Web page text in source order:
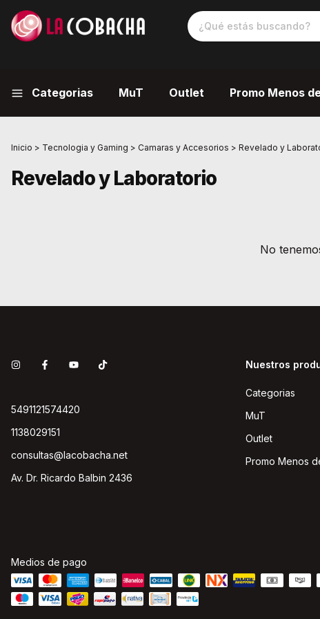
Categorias MuT Outlet Promo Menos
Inicio > Tecnologia y Gaming > Camaras y Accesorios > Revelado y
Revelado y Laboratorio
No
5491121574420
1138029151
consultas@lacobacha.net
Av. Dr. Ricardo Balbin 2436
Nuestros
Categorias
MuT
Outlet
Promo Menos
Medios de pago